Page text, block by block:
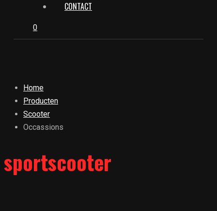
CONTACT
0
Home
Producten
Scooter
Occassions
sportscooter